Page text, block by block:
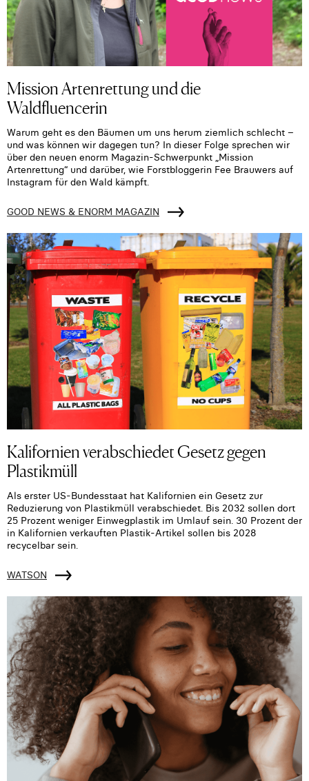
Mission Artenrettung und die
Waldfluencerin
Warum geht es den Bäumen um uns herum ziemlich schlecht –
und was können wir dagegen tun? In dieser Folge sprechen wir
über den neuen enorm Magazin-Schwerpunkt „Mission
Artenrettung“ und darüber, wie Forstbloggerin Fee Brauwers auf
Instagram für den Wald kämpft.
GOOD NEWS & ENORM MAGAZIN
Kalifornien verabschiedet Gesetz gegen
Plastikmüll
Als erster US-Bundesstaat hat Kalifornien ein Gesetz zur
Reduzierung von Plastikmüll verabschiedet. Bis 2032 sollen dort
25 Prozent weniger Einwegplastik im Umlauf sein. 30 Prozent der
in Kalifornien verkauften Plastik-Artikel sollen bis 2028
recycelbar sein.
WATSON